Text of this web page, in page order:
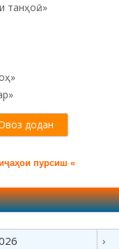
танҳоӣ...»
пурсиш «
›